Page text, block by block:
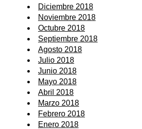
Diciembre 2018
Noviembre 2018
Octubre 2018
Septiembre 2018
Agosto 2018
Julio 2018
Junio 2018
Mayo 2018
Abril 2018
Marzo 2018
Febrero 2018
Enero 2018